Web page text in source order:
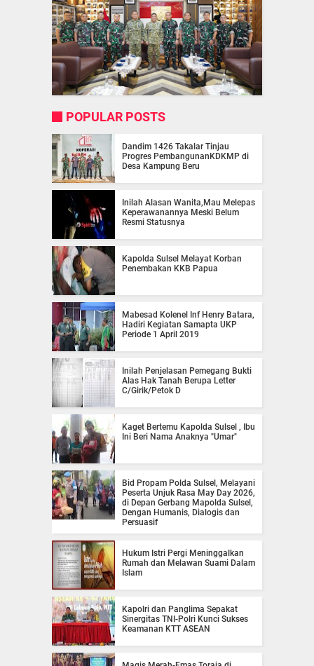
POPULAR POSTS
Dandim 1426 Takalar Tinjau
Progres PembangunanKDKMP di
Desa Kampung Beru
Inilah Alasan Wanita,Mau Melepas
Keperawanannya Meski Belum
Resmi Statusnya
Kapolda Sulsel Melayat Korban
Penembakan KKB Papua
Mabesad Kolenel Inf Henry Batara,
Hadiri Kegiatan Samapta UKP
Periode 1 April 2019
Inilah Penjelasan Pemegang Bukti
Alas Hak Tanah Berupa Letter
C/Girik/Petok D
Kaget Bertemu Kapolda Sulsel , Ibu
Ini Beri Nama Anaknya "Umar"
Bid Propam Polda Sulsel, Melayani
Peserta Unjuk Rasa May Day 2026,
di Depan Gerbang Mapolda Sulsel,
Dengan Humanis, Dialogis dan
Persuasif
Hukum Istri Pergi Meninggalkan
Rumah dan Melawan Suami Dalam
Islam
Kapolri dan Panglima Sepakat
Sinergitas TNI-Polri Kunci Sukses
Keamanan KTT ASEAN